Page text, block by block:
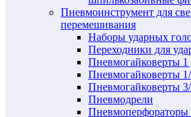
Пневмоинструмент для
перемешивания
Наборы ударных
Переходники для
Пневмогайковерты
Пневмогайковерты
Пневмогайковерты
Пневмодрели
Пневмоперфораторы